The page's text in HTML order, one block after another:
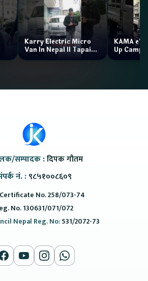
Karry Electric Micro
Van In Nepal II Tapaiko
Bazar II Jankari
KAMA eV
Up Camp
सम्पादक :दिपक गौतम
नं. : ९८५१००८६०९
No. 258/073-74
No. 130631/071/072
Nepal Reg. No:531/2072-73